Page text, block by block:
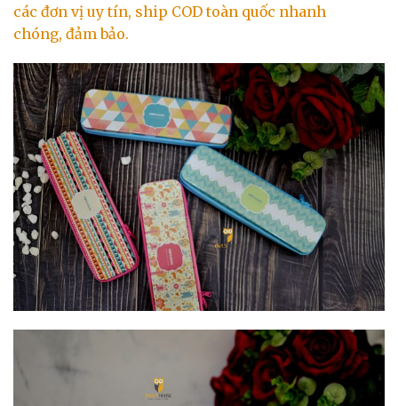
các đơn vị uy tín, ship COD toàn quốc nhanh
chóng, đảm bảo.